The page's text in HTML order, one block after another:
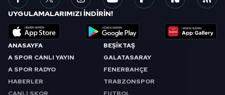
ANASAYFA
A SPOR CANLI YAYIN
A SPOR RADYO
HABERLER
BEŞİKTAŞ
GALATASARAY
FENERBAHÇE
TRABZONSPOR
UYGULAMALARIMIZI İNDİRİN!